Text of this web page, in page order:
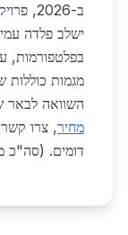
ב-
ישלב פלדה
מגמות כוללות
השוואה לבאר
מחיר, צרו
דומים. (סה"כ